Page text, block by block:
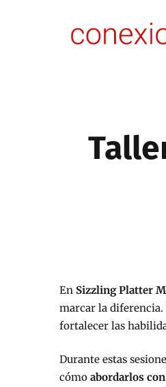
En Sizzling Platter
marcar la diferencia.
fortalecer las
Durante estas
cómo abordarlos